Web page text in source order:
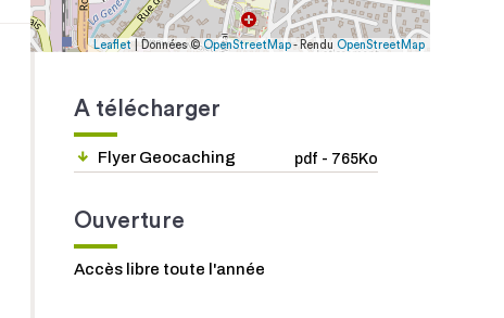
Leaflet | Données ©OpenStreetMap- Rendu OpenStreetMap
A télécharger
Flyer Geocaching pdf - 765Ko
Ouverture
Accès libre toute l'année